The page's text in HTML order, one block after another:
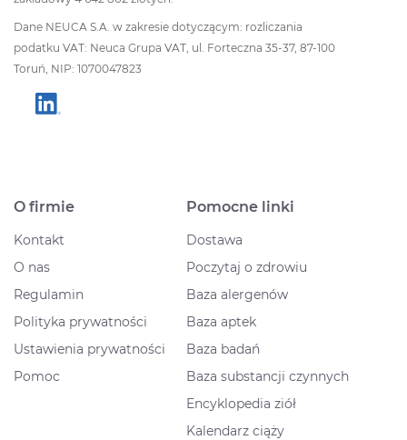
Dane NEUCA S.A. w zakresie dotyczącym: rozliczania
podatku VAT: Neuca Grupa VAT, ul. Forteczna 35-37, 87-100
Toruń, NIP: 1070047823
O firmie
Kontakt
O nas
Regulamin
Polityka prywatności
Ustawienia prywatności
Pomoc
Pomocne linki
Dostawa
Poczytaj o zdrowiu
Baza alergenów
Baza aptek
Baza badań
Baza substancji czynnych
Encyklopedia ziół
Kalendarz ciąży